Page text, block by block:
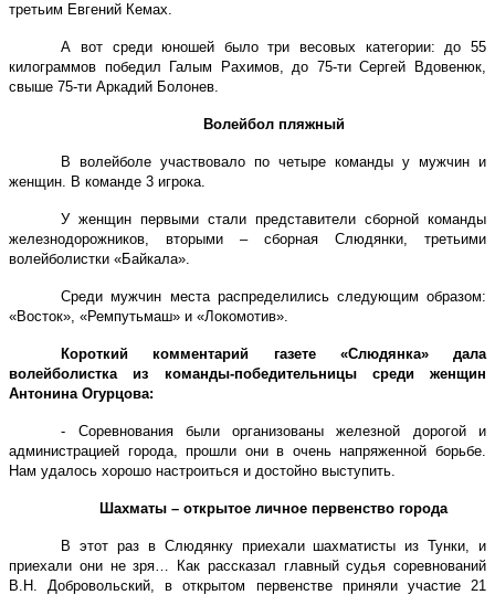
третьим Евгений Кемах.
А вот среди юношей было три весовых категории: до 55
килограммов победил Галым Рахимов, до 75-ти Сергей Вдовенюк,
свыше 75-ти Аркадий Болонев.
Волейбол пляжный
В волейболе участвовало по четыре команды у мужчин и
женщин. В команде 3 игрока.
У женщин первыми стали представители сборной команды
железнодорожников, вторыми – сборная Слюдянки, третьими
волейболистки «Байкала».
Среди мужчин места распределились следующим образом:
«Восток», «Ремпутьмаш» и «Локомотив».
Короткий комментарий газете «Слюдянка» дала
волейболистка из команды-победительницы среди женщин
Антонина Огурцова:
- Соревнования были организованы железной дорогой и
администрацией города, прошли они в очень напряженной борьбе.
Нам удалось хорошо настроиться и достойно выступить.
Шахматы – открытое личное первенство города
В этот раз в Слюдянку приехали шахматисты из Тунки, и
приехали они не зря… Как рассказал главный судья соревнований
В.Н. Добровольский, в открытом первенстве приняли участие 21